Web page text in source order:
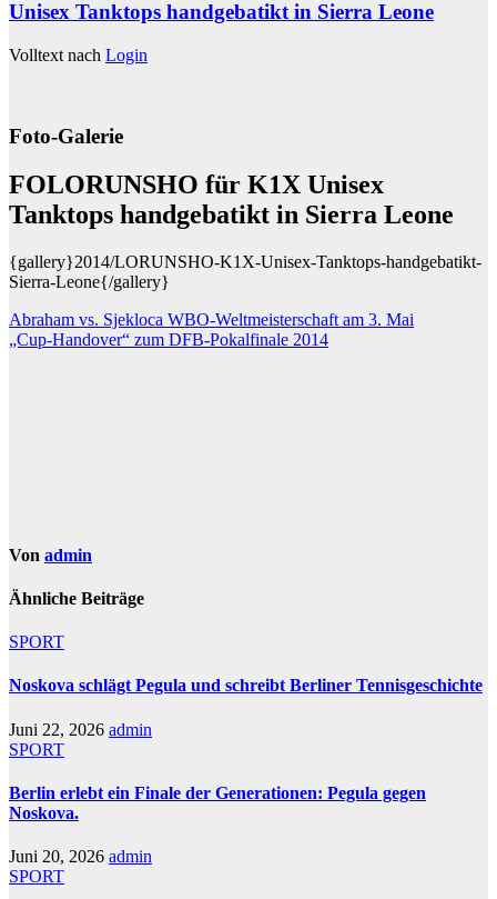
Unisex Tanktops handgebatikt in Sierra Leone
Volltext nach Login
Foto-Galerie
FOLORUNSHO für K1X Unisex
Tanktops handgebatikt in Sierra Leone
{gallery}2014/LORUNSHO-K1X-Unisex-Tanktops-handgebatikt-
Sierra-Leone{/gallery}
Beitragsnavigation
Abraham vs. Sjekloca WBO-Weltmeisterschaft am 3. Mai
„Cup-Handover“ zum DFB-Pokalfinale 2014
Von admin
Ähnliche Beiträge
SPORT
Noskova schlägt Pegula und schreibt Berliner Tennisgeschichte
Juni 22, 2026 admin
SPORT
Berlin erlebt ein Finale der Generationen: Pegula gegen
Noskova.
Juni 20, 2026 admin
SPORT